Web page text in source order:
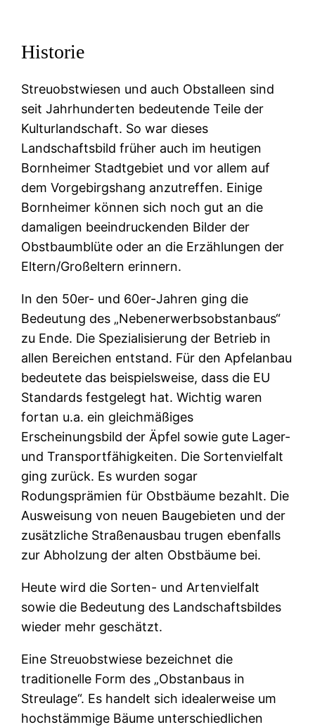
Historie
Streuobstwiesen und auch Obstalleen sind
seit Jahrhunderten bedeutende Teile der
Kulturlandschaft. So war dieses
Landschaftsbild früher auch im heutigen
Bornheimer Stadtgebiet und vor allem auf
dem Vorgebirgshang anzutreffen. Einige
Bornheimer können sich noch gut an die
damaligen beeindruckenden Bilder der
Obstbaumblüte oder an die Erzählungen der
Eltern/Großeltern erinnern.
In den 50er- und 60er-Jahren ging die
Bedeutung des „Nebenerwerbsobstanbaus“
zu Ende. Die Spezialisierung der Betrieb in
allen Bereichen entstand. Für den Apfelanbau
bedeutete das beispielsweise, dass die EU
Standards festgelegt hat. Wichtig waren
fortan u.a. ein gleichmäßiges
Erscheinungsbild der Äpfel sowie gute Lager-
und Transportfähigkeiten. Die Sortenvielfalt
ging zurück. Es wurden sogar
Rodungsprämien für Obstbäume bezahlt. Die
Ausweisung von neuen Baugebieten und der
zusätzliche Straßenausbau trugen ebenfalls
zur Abholzung der alten Obstbäume bei.
Heute wird die Sorten- und Artenvielfalt
sowie die Bedeutung des Landschaftsbildes
wieder mehr geschätzt.
Eine Streuobstwiese bezeichnet die
traditionelle Form des „Obstanbaus in
Streulage“. Es handelt sich idealerweise um
hochstämmige Bäume unterschiedlichen